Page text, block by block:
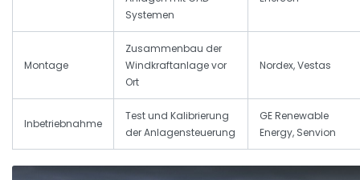
Systemen
Montage
Zusammenbau der
Windkraftanlage vor
Ort
Nordex, Vestas
Inbetriebnahme
Test und Kalibrierung
der Anlagensteuerung
GE Renewable
Energy, Senvion